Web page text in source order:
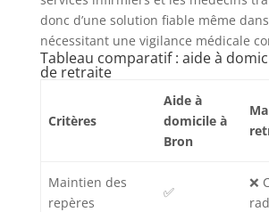
donc d’une solution fiable même
nécessitant une vigilance médicale
Tableau comparatif : aide à
de retraite
Critères
Aide à
domicile à
Bron
Maintien des
repères
✅
❌